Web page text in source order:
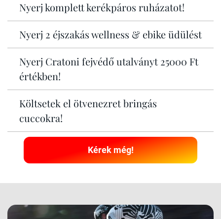
Nyerj komplett kerékpáros ruházatot!
Nyerj 2 éjszakás wellness & ebike üdülést
Nyerj Cratoni fejvédő utalványt 25000 Ft
értékben!
Költsetek el ötvenezret bringás
cuccokra!
Kérek még!